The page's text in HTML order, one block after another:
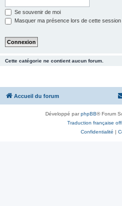
Se souvenir de moi
Masquer ma présence lors de cette session
Cette catégorie ne contient aucun forum.
Accueil du forum
Développé parphpBB® Forum
Traduction française
Confidentialité |